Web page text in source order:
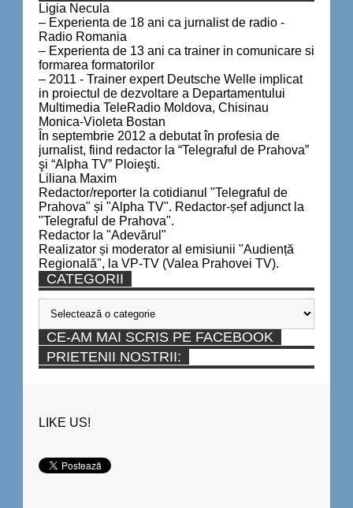
Ligia Necula
– Experienta de 18 ani ca jurnalist de radio -
Radio Romania
– Experienta de 13 ani ca trainer in comunicare si
formarea formatorilor
– 2011 - Trainer expert Deutsche Welle implicat
in proiectul de dezvoltare a Departamentului
Multimedia TeleRadio Moldova, Chisinau
Monica-Violeta Bostan
În septembrie 2012 a debutat în profesia de
jurnalist, fiind redactor la “Telegraful de Prahova”
şi “Alpha TV” Ploieşti.
Liliana Maxim
Redactor/reporter la cotidianul "Telegraful de
Prahova" și "Alpha TV". Redactor-șef adjunct la
"Telegraful de Prahova".
Redactor la "Adevărul"
Realizator și moderator al emisiunii "Audiență
Regională", la VP-TV (Valea Prahovei TV).
CATEGORII
Categorii
CE-AM MAI SCRIS PE FACEBOOK
PRIETENII NOSTRII:
LIKE US!